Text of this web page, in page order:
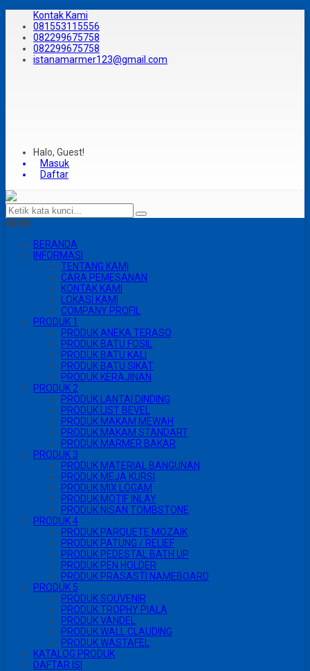
Kontak Kami
081553115556
082299675758
082299675758
istanamarmer123@gmail.com
Halo, Guest!
Masuk
Daftar
MENU
BERANDA
INFORMASI
TENTANG KAMI
CARA PEMESANAN
KONTAK KAMI
LOKASI KAMI
COMPANY PROFIL
PRODUK 1
PRODUK ANEKA TERASO
PRODUK BATU FOSIL
PRODUK BATU KALI
PRODUK BATU SIKAT
PRODUK KERAJINAN
PRODUK 2
PRODUK LANTAI DINDING
PRODUK LIST BEVEL
PRODUK MAKAM MEWAH
PRODUK MAKAM STANDART
PRODUK MARMER BAKAR
PRODUK 3
PRODUK MATERIAL BANGUNAN
PRODUK MEJA KURSI
PRODUK MIX LOGAM
PRODUK MOTIF INLAY
PRODUK NISAN TOMBSTONE
PRODUK 4
PRODUK PARQUETE MOZAIK
PRODUK PATUNG / RELIEF
PRODUK PEDESTAL BATH UP
PRODUK PEN HOLDER
PRODUK PRASASTI NAMEBOARD
PRODUK 5
PRODUK SOUVENIR
PRODUK TROPHY PIALA
PRODUK VANDEL
PRODUK WALL CLAUDING
PRODUK WASTAFEL
KATALOG PRODUK
DAFTAR ISI